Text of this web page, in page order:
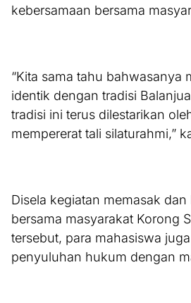
kebersamaan bersama
“Kita sama tahu bahwasanya
identik dengan tradisi
tradisi ini terus dilestarikan
mempererat tali silaturahmi,”
Disela kegiatan memasak dan
bersama masyarakat Korong
tersebut, para mahasiswa
penyuluhan hukum dengan